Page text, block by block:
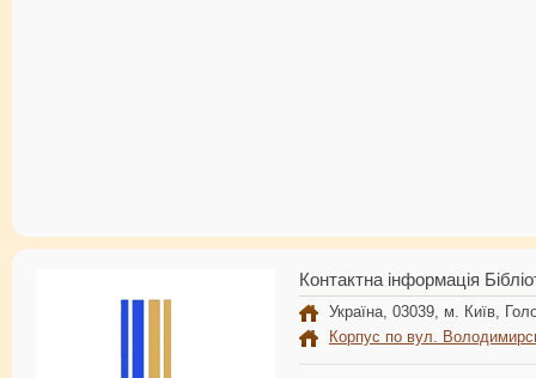
Контактна інформація
Україна, 03039, м. Київ,
Корпус по вул.